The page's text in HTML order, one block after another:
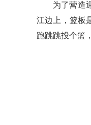
为了营造
江边上，篮板
跑跳跳投个篮